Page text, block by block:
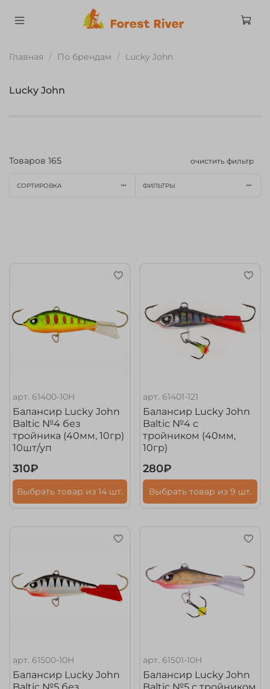
Главная По брендам Lucky John
Lucky John
Товаров 165 очистить фильтр
СОРТИРОВКА ФИЛЬТРЫ
арт. 61400-10H
Балансир Lucky John
Baltic №4 без
тройника (40мм, 10гр)
10шт/уп
310₽
Выбрать товар из 14 шт.
арт. 61401-121
Балансир Lucky John
Baltic №4 с
тройником (40мм,
10гр)
280₽
Выбрать товар из 9 шт.
арт. 61500-10H
Балансир Lucky John
Baltic №5 без
арт. 61501-10H
Балансир Lucky John
Baltic №5 с тройником